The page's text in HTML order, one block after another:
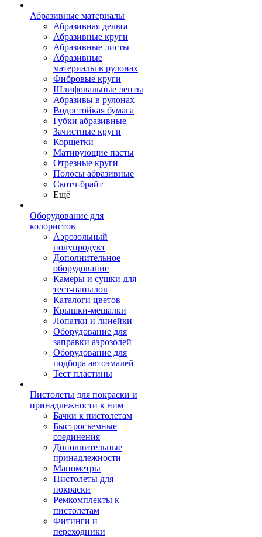
Абразивные материалы
Абразивная дельта
Абразивные круги
Абразивные листы
Абразивные
материалы в рулонах
Фибровые круги
Шлифовальные ленты
Абразивы в рулонах
Водостойкая бумага
Губки абразивные
Зачистные круги
Корщетки
Матирующие пасты
Отрезные круги
Полосы абразивные
Скотч-брайт
Ещё
Оборудование для
колористов
Аэрозольный
полупродукт
Дополнительное
оборудование
Камеры и сушки для
тест-напылов
Каталоги цветов
Крышки-мешалки
Лопатки и линейки
Оборудование для
заправки аэрозолей
Оборудование для
подбора автоэмалей
Тест пластины
Пистолеты для покраски и
принадлежности к ним
Бачки к пистолетам
Быстросъемные
соединения
Дополнительные
принадлежности
Манометры
Пистолеты для
покраски
Ремкомплекты к
пистолетам
Фитинги и
переходники